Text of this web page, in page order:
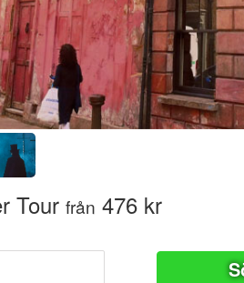
Tour från 476 kr